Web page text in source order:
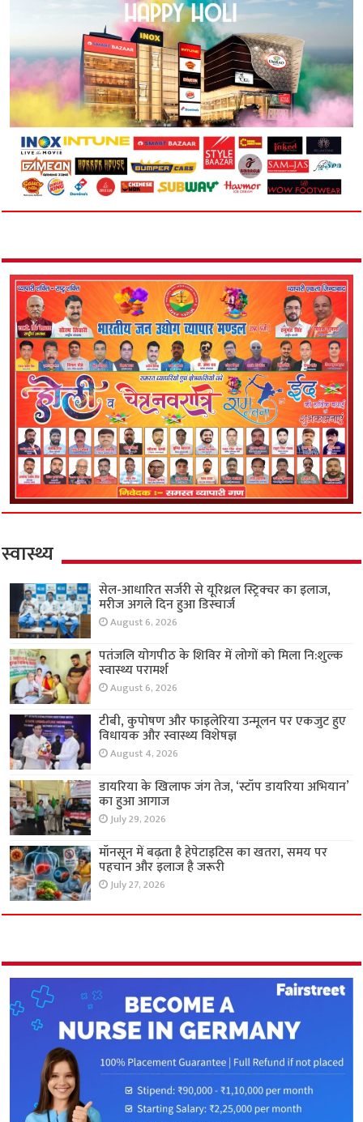
स्वास्थ्य
सेल-आधारित सर्जरी से यूरिथ्रल स्ट्रिक्चर का इलाज,
मरीज अगले दिन हुआ डिस्चार्ज
August 6, 2026
पतंजलि योगपीठ के शिविर में लोगों को मिला नि:शुल्क
स्वास्थ्य परामर्श
August 6, 2026
टीबी, कुपोषण और फाइलेरिया उन्मूलन पर एकजुट हुए
विधायक और स्वास्थ्य विशेषज्ञ
August 4, 2026
डायरिया के खिलाफ जंग तेज, ‘स्टॉप डायरिया अभियान’
का हुआ आगाज
July 29, 2026
मॉनसून में बढ़ता है हेपेटाइटिस का खतरा, समय पर
पहचान और इलाज है जरूरी
July 27, 2026